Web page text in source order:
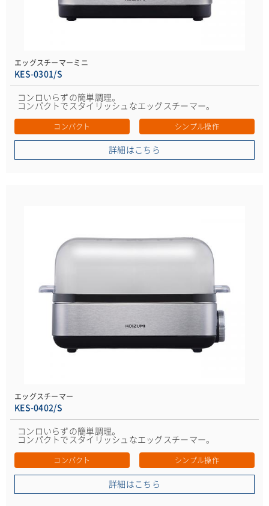
エッグスチーマーミニ
KES-0301/S
コンロいらずの簡単調理。
コンパクトでスタイリッシュなエッグスチーマー。
コンパクト シンプル操作
詳細はこちら
エッグスチーマー
KES-0402/S
コンロいらずの簡単調理。
コンパクトでスタイリッシュなエッグスチーマー。
コンパクト シンプル操作
詳細はこちら